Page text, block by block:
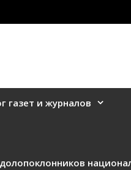
газет и журналов